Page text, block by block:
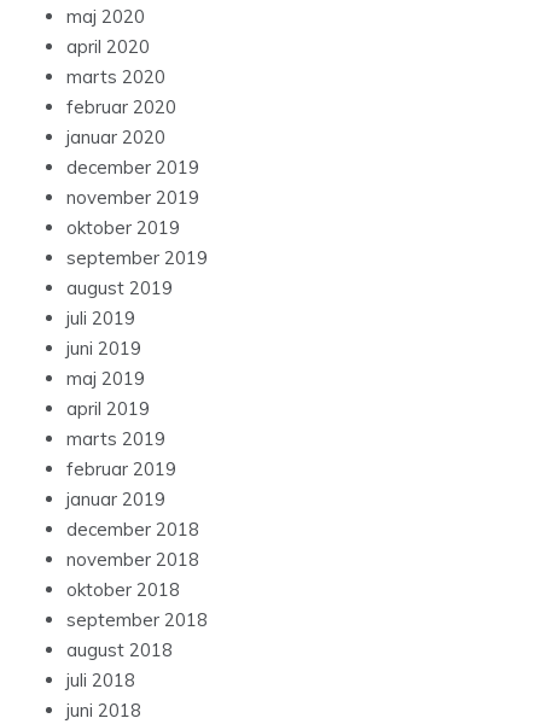
maj 2020
april 2020
marts 2020
februar 2020
januar 2020
december 2019
november 2019
oktober 2019
september 2019
august 2019
juli 2019
juni 2019
maj 2019
april 2019
marts 2019
februar 2019
januar 2019
december 2018
november 2018
oktober 2018
september 2018
august 2018
juli 2018
juni 2018